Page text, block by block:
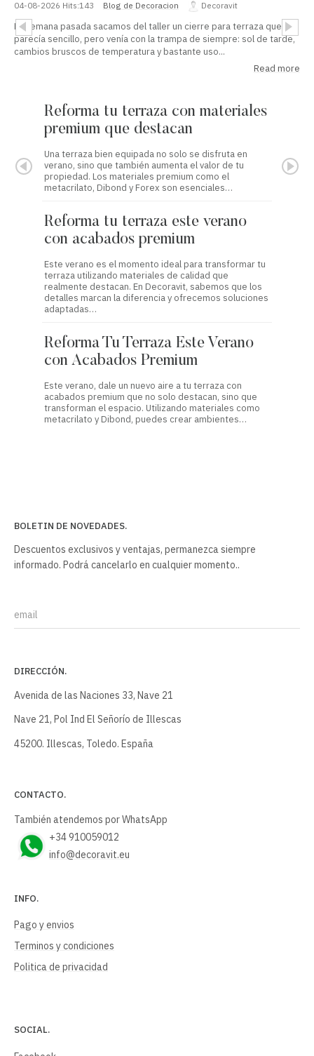
04-08-2026 Hits:143 Blog de Decoracion Decoravit
La semana pasada sacamos del taller un cierre para terraza que
parecía sencillo, pero venía con la trampa de siempre: sol de tarde,
cambios bruscos de temperatura y bastante uso...
Read more
Reforma tu terraza con materiales
premium que destacan
Una terraza bien equipada no solo se disfruta en
verano, sino que también aumenta el valor de tu
propiedad. Los materiales premium como el
metacrilato, Dibond y Forex son esenciales…
Reforma tu terraza este verano
con acabados premium
Este verano es el momento ideal para transformar tu
terraza utilizando materiales de calidad que
realmente destacan. En Decoravit, sabemos que los
detalles marcan la diferencia y ofrecemos soluciones
adaptadas…
Reforma Tu Terraza Este Verano
con Acabados Premium
Este verano, dale un nuevo aire a tu terraza con
acabados premium que no solo destacan, sino que
transforman el espacio. Utilizando materiales como
metacrilato y Dibond, puedes crear ambientes…
BOLETIN DE NOVEDADES.
Descuentos exclusivos y ventajas, permanezca siempre
informado. Podrá cancelarlo en cualquier momento..
Email
DIRECCIÓN.
Avenida de las Naciones 33, Nave 21
Nave 21, Pol Ind El Señorío de Illescas
45200. Illescas, Toledo. España
CONTACTO.
También atendemos por WhatsApp
+34 910059012
info@decoravit.eu
INFO.
Pago y envios
Terminos y condiciones
Politica de privacidad
SOCIAL.